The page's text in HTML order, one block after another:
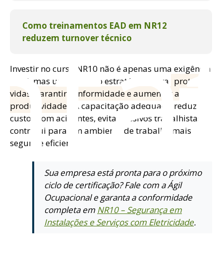
Como treinamentos EAD em NR12
reduzem turnover técnico
Investir no curso NR10 não é apenas uma exigência
legal, mas uma decisão estratégica para proteger
vidas, garantir conformidade e aumentar a
produtividade
. A capacitação adequada reduz
custos com acidentes, evita passivos trabalhistas e
contribui para um ambiente de trabalho mais
seguro e eficiente.
Sua empresa está pronta para o próximo
ciclo de certificação? Fale com a Ágil
Ocupacional e garanta a conformidade
completa em NR10 – Segurança em
Instalações e Serviços com Eletricidade.